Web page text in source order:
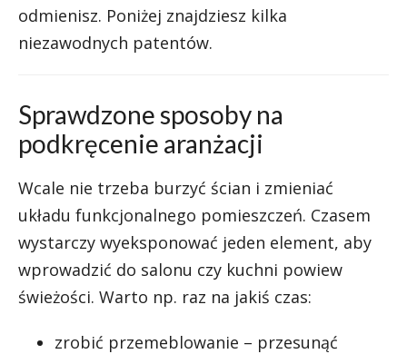
odmienisz. Poniżej znajdziesz kilka
niezawodnych patentów.
Sprawdzone sposoby na
podkręcenie aranżacji
Wcale nie trzeba burzyć ścian i zmieniać
układu funkcjonalnego pomieszczeń. Czasem
wystarczy wyeksponować jeden element, aby
wprowadzić do salonu czy kuchni powiew
świeżości. Warto np. raz na jakiś czas:
zrobić przemeblowanie – przesunąć